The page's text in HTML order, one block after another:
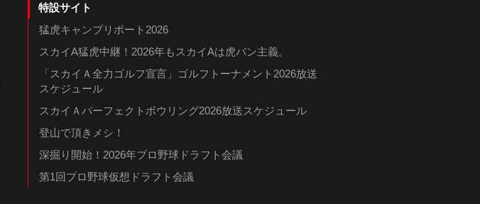
特設サイト
猛虎キャンプリポート2026
スカイA猛虎中継！2026年もスカイAは虎バン主義。
「スカイＡ全力ゴルフ宣言」ゴルフトーナメント2026放送
スケジュール
スカイＡパーフェクトボウリング2026放送スケジュール
登山で頂きメシ！
深掘り開始！2026年プロ野球ドラフト会議
第1回プロ野球仮想ドラフト会議